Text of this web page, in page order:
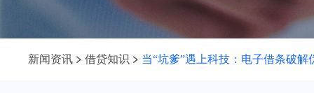
新闻资讯 借贷知识 当“坑爹”遇上科技：电子借条破解